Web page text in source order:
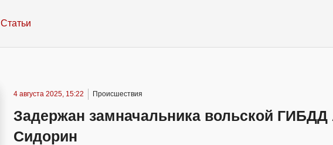
Статьи
4 августа 2025, 15:22 Происшествия
Задержан замначальника вольской ГИБДД
Сидорин